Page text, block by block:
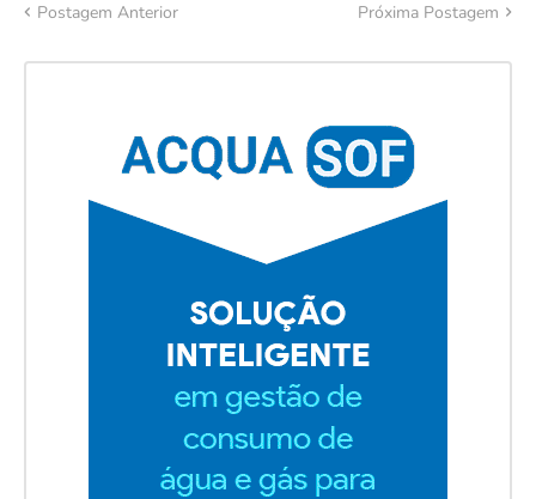
Postagem Anterior Próxima Postagem